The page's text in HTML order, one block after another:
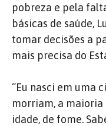
pobreza e pela
básicas de saúde,
tomar decisões a
mais precisa do
“Eu nasci em uma
morriam, a maioria
idade, de fome.